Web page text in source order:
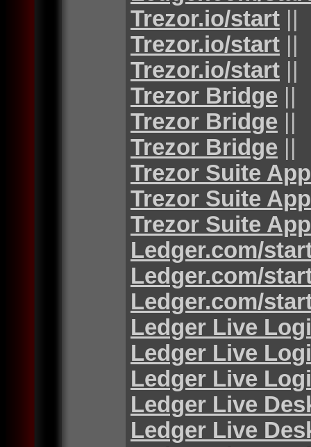
Trezor.io/start ||
Trezor.io/start ||
Trezor.io/start ||
Trezor Bridge ||
Trezor Bridge ||
Trezor Bridge ||
Trezor Suite App
Trezor Suite App
Trezor Suite App
Ledger.com/
Ledger.com/
Ledger.com/
Ledger Live
Ledger Live
Ledger Live
Ledger Live
Ledger Live